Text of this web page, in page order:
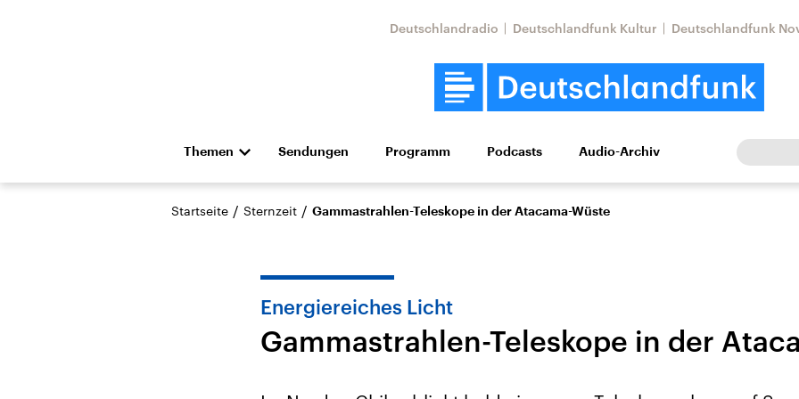
Deutschlandradio Deutschlandfunk Kultur Deutschlandfunk
Themen
Die Nachrichten Politik Wirtschaft Wissen Kultur Europa
Hörspiel und Feature Musik
Sendungen Programm Podcasts Audio-Archiv
Startseite / Sternzeit / Gammastrahlen-Teleskope in der Atacama-Wüste
Energiereiches Licht
Gammastrahlen-Teleskope in der